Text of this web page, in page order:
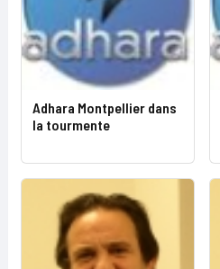
Adhara Montpellier dans
la tourmente